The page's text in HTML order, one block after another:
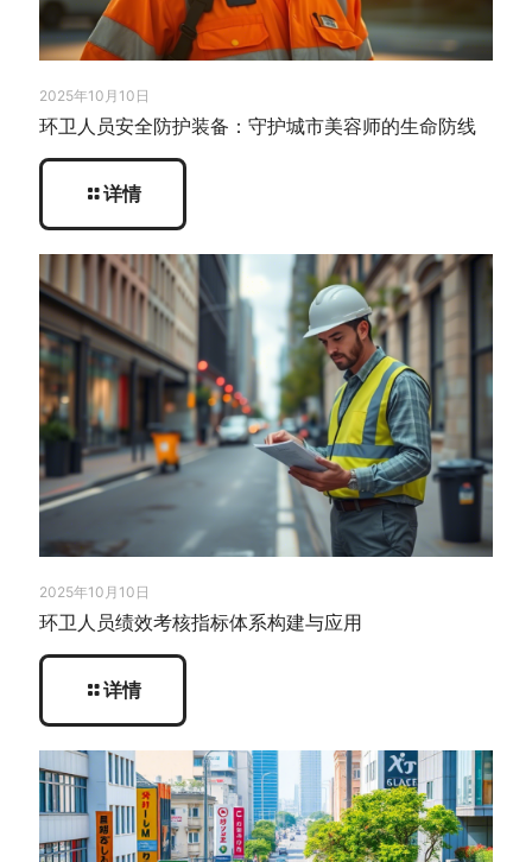
2025年10月10日
环卫人员安全防护装备：守护城市美容师的生命防线
详情
2025年10月10日
环卫人员绩效考核指标体系构建与应用
详情